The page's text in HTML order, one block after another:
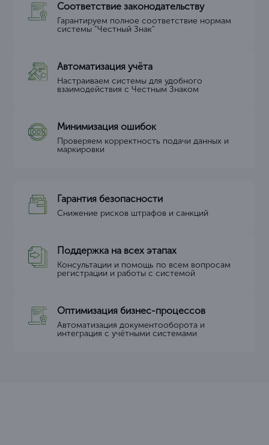
Соответствие законодательству
Гарантируем полное соответствие нормам
системы "Честный Знак"
Автоматизация учёта
Настраиваем системы для удобного
взаимодействия с Честным Знаком
Минимизация ошибок
Проверяем корректность подачи данных и
маркировки
Гарантия безопасности
Снижение рисков штрафов и санкций
Поддержка на всех этапах
Консультации и помощь по всем вопросам
регистрации и работы с системой
Оптимизация бизнес-процессов
Автоматизация документооборота и
интеграция с учётными системами